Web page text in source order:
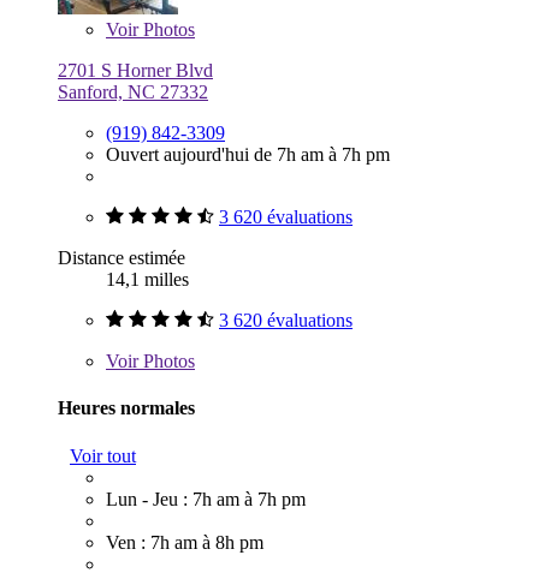
VoirPhotos
2701 S Horner Blvd
Sanford, NC 27332
(919) 842-3309
Ouvert aujourd'hui de 7h am à 7h pm
3 620 évaluations
Distance estimée
14,1 milles
3 620 évaluations
VoirPhotos
Heures normales
Voir tout
Lun - Jeu : 7h am à 7h pm
Ven : 7h am à 8h pm